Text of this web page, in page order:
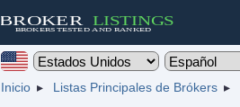
Inicio Listas Principales de Brókers